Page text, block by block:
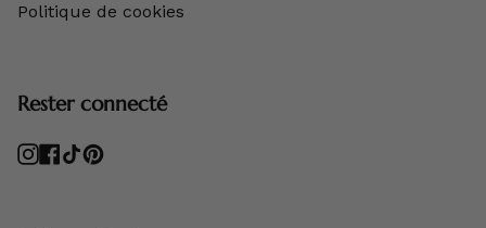
Politique de cookies
Rester connecté
Instagram
Facebook
TikTokPinterest